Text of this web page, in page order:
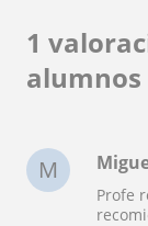
1
M
Profe